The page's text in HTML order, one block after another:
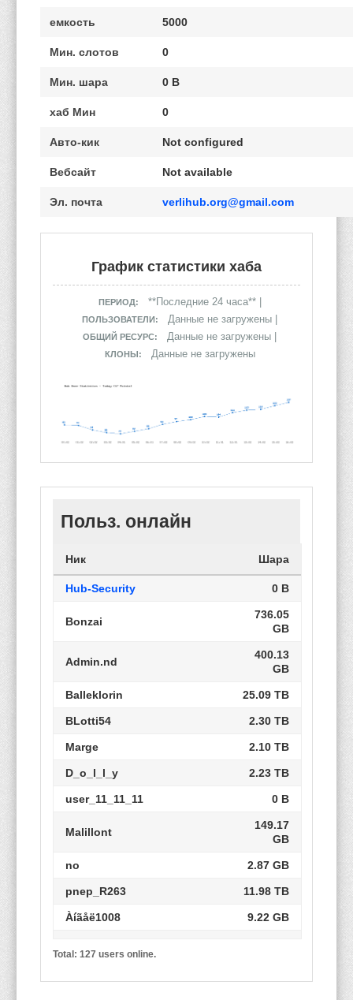
емкость 5000
Мин. слотов 0
Мин. шара 0 B
хаб Мин 0
Авто-кик Not configured
Вебсайт Not available
Эл. почта verlihub.org@gmail.com
График статистики хаба
ПЕРИОД: **Последние 24 часа** |
ПОЛЬЗОВАТЕЛИ: Данные не загружены |
ОБЩИЙ РЕСУРС: Данные не загружены |
КЛОНЫ: Данные не загружены
Польз. онлайн
Ник Шара
Hub-Security 0 B
Bonzai
736.05
GB
Admin.nd
400.13
GB
Balleklorin 25.09 TB
BLotti54 2.30 TB
Marge 2.10 TB
D_o_l_l_y 2.23 TB
user_11_11_11 0 B
Malillont
149.17
GB
no 2.87 GB
pnep_R263 11.98 TB
Àíãåë1008 9.22 GB
Total: 127 users online.